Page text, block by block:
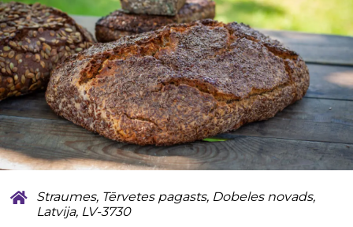
Straumes, Tērvetes pagasts, Dobeles novads,
Latvija, LV-3730